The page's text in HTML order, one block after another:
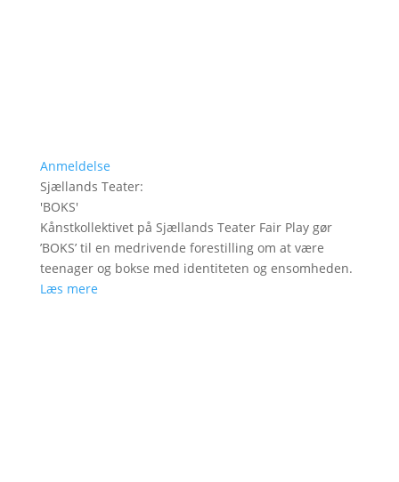
Anmeldelse
Sjællands Teater:
'BOKS'
Kånstkollektivet på Sjællands Teater Fair Play gør
’BOKS’ til en medrivende forestilling om at være
teenager og bokse med identiteten og ensomheden.
Læs mere